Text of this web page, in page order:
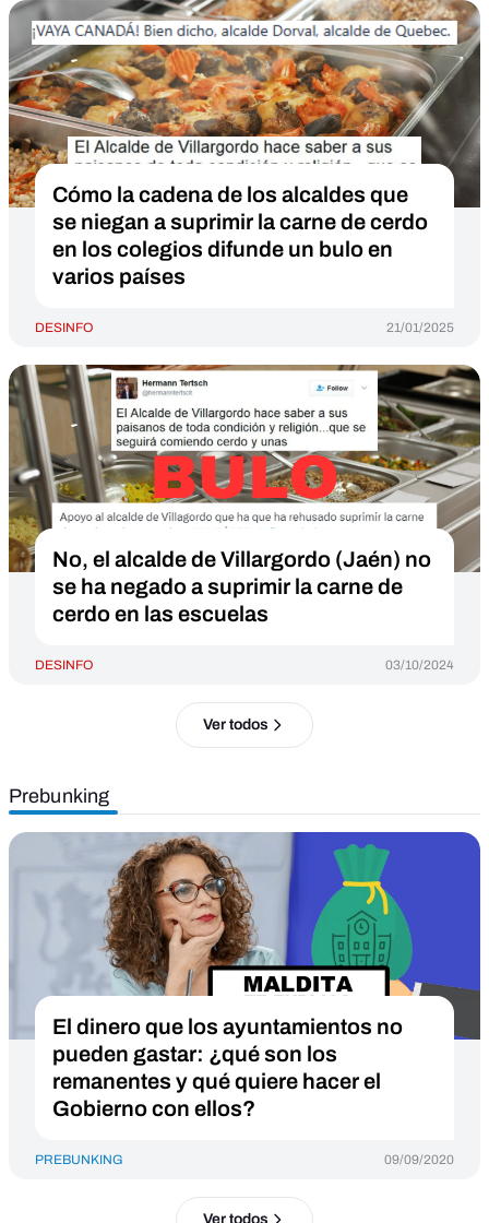
Cómo la cadena de los alcaldes que
se niegan a suprimir la carne de cerdo
en los colegios difunde un bulo en
varios países
DESINFO 21/01/2025
No, el alcalde de Villargordo (Jaén) no
se ha negado a suprimir la carne de
cerdo en las escuelas
DESINFO 03/10/2024
Ver todos
Prebunking
El dinero que los ayuntamientos no
pueden gastar: ¿qué son los
remanentes y qué quiere hacer el
Gobierno con ellos?
PREBUNKING 09/09/2020
Ver todos